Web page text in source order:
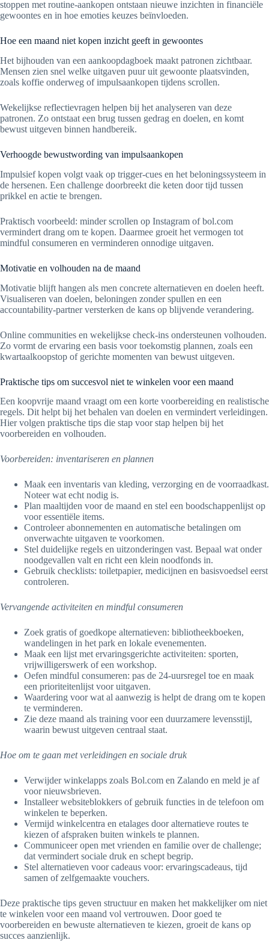
stoppen met routine-aankopen ontstaan nieuwe inzichten in financiële
gewoontes en in hoe emoties keuzes beïnvloeden.
Hoe een maand niet kopen inzicht geeft in gewoontes
Het bijhouden van een aankoopdagboek maakt patronen zichtbaar.
Mensen zien snel welke uitgaven puur uit gewoonte plaatsvinden,
zoals koffie onderweg of impulsaankopen tijdens scrollen.
Wekelijkse reflectievragen helpen bij het analyseren van deze
patronen. Zo ontstaat een brug tussen gedrag en doelen, en komt
bewust uitgeven binnen handbereik.
Verhoogde bewustwording van impulsaankopen
Impulsief kopen volgt vaak op trigger-cues en het beloningssysteem in
de hersenen. Een challenge doorbreekt die keten door tijd tussen
prikkel en actie te brengen.
Praktisch voorbeeld: minder scrollen op Instagram of bol.com
vermindert drang om te kopen. Daarmee groeit het vermogen tot
mindful consumeren en verminderen onnodige uitgaven.
Motivatie en volhouden na de maand
Motivatie blijft hangen als men concrete alternatieven en doelen heeft.
Visualiseren van doelen, beloningen zonder spullen en een
accountability-partner versterken de kans op blijvende verandering.
Online communities en wekelijkse check-ins ondersteunen volhouden.
Zo vormt de ervaring een basis voor toekomstig plannen, zoals een
kwartaalkoopstop of gerichte momenten van bewust uitgeven.
Praktische tips om succesvol niet te winkelen voor een maand
Een koopvrije maand vraagt om een korte voorbereiding en realistische
regels. Dit helpt bij het behalen van doelen en vermindert verleidingen.
Hier volgen praktische tips die stap voor stap helpen bij het
voorbereiden en volhouden.
Voorbereiden: inventariseren en plannen
Maak een inventaris van kleding, verzorging en de voorraadkast.
Noteer wat echt nodig is.
Plan maaltijden voor de maand en stel een boodschappenlijst op
voor essentiële items.
Controleer abonnementen en automatische betalingen om
onverwachte uitgaven te voorkomen.
Stel duidelijke regels en uitzonderingen vast. Bepaal wat onder
noodgevallen valt en richt een klein noodfonds in.
Gebruik checklists: toiletpapier, medicijnen en basisvoedsel eerst
controleren.
Vervangende activiteiten en mindful consumeren
Zoek gratis of goedkope alternatieven: bibliotheekboeken,
wandelingen in het park en lokale evenementen.
Maak een lijst met ervaringsgerichte activiteiten: sporten,
vrijwilligerswerk of een workshop.
Oefen mindful consumeren: pas de 24-uursregel toe en maak
een prioriteitenlijst voor uitgaven.
Waardering voor wat al aanwezig is helpt de drang om te kopen
te verminderen.
Zie deze maand als training voor een duurzamere levensstijl,
waarin bewust uitgeven centraal staat.
Hoe om te gaan met verleidingen en sociale druk
Verwijder winkelapps zoals Bol.com en Zalando en meld je af
voor nieuwsbrieven.
Installeer websiteblokkers of gebruik functies in de telefoon om
winkelen te beperken.
Vermijd winkelcentra en etalages door alternatieve routes te
kiezen of afspraken buiten winkels te plannen.
Communiceer open met vrienden en familie over de challenge;
dat vermindert sociale druk en schept begrip.
Stel alternatieven voor cadeaus voor: ervaringscadeaus, tijd
samen of zelfgemaakte vouchers.
Deze praktische tips geven structuur en maken het makkelijker om niet
te winkelen voor een maand vol vertrouwen. Door goed te
voorbereiden en bewuste alternatieven te kiezen, groeit de kans op
succes aanzienlijk.